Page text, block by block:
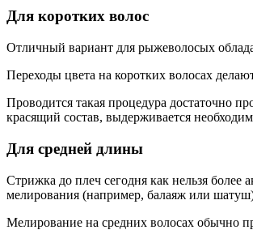
Для коротких волос
Отличный вариант для рыжеволосых
Переходы цвета на коротких волосах
Проводится такая процедура достаточно
красящий состав, выдерживается
Для средней длины
Стрижка до плеч сегодня как нельзя более
мелирования (например, балаяж или
Мелирование на средних волосах обычно